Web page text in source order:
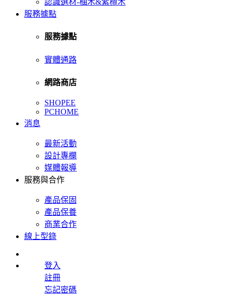
認識選材-柚木&紫檀木
服務據點
服務據點
實體通路
網路商店
SHOPEE
PCHOME
消息
最新活動
設計專欄
媒體報導
服務與合作
產品保固
產品保養
商業合作
線上型錄
登入
註冊
忘記密碼